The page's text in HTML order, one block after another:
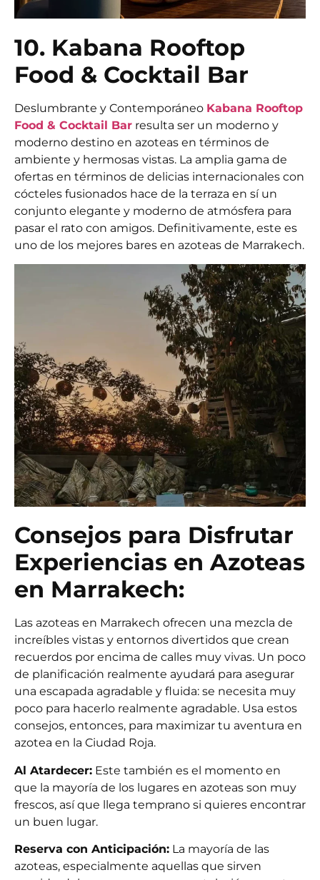
10. Kabana Rooftop
Food & Cocktail Bar
Deslumbrante y Contemporáneo Kabana Rooftop
Food & Cocktail Bar resulta ser un moderno y
moderno destino en azoteas en términos de
ambiente y hermosas vistas. La amplia gama de
ofertas en términos de delicias internacionales con
cócteles fusionados hace de la terraza en sí un
conjunto elegante y moderno de atmósfera para
pasar el rato con amigos. Definitivamente, este es
uno de los mejores bares en azoteas de Marrakech.
Consejos para Disfrutar
Experiencias en Azoteas
en Marrakech:
Las azoteas en Marrakech ofrecen una mezcla de
increíbles vistas y entornos divertidos que crean
recuerdos por encima de calles muy vivas. Un poco
de planificación realmente ayudará para asegurar
una escapada agradable y fluida: se necesita muy
poco para hacerlo realmente agradable. Usa estos
consejos, entonces, para maximizar tu aventura en
azotea en la Ciudad Roja.
Al Atardecer: Este también es el momento en
que la mayoría de los lugares en azoteas son muy
frescos, así que llega temprano si quieres encontrar
un buen lugar.
Reserva con Anticipación: La mayoría de las
azoteas, especialmente aquellas que sirven